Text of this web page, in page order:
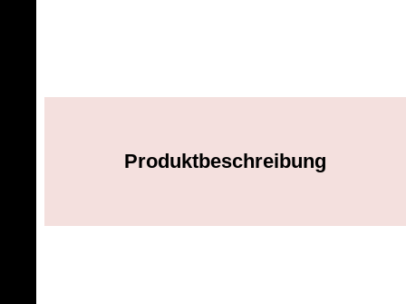
Produktbeschreibung